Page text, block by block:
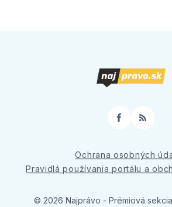
Facebook
RSS
Ochrana osobných
Pravidlá používania portálu a
© 2026 Najprávo - Prémiová